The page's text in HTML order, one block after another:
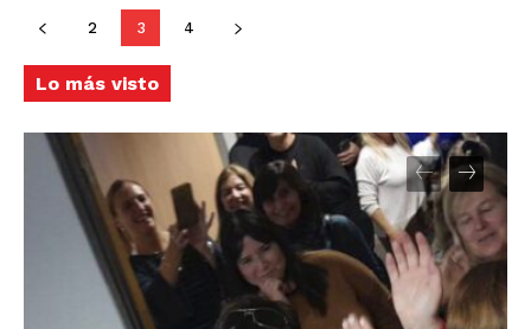
2 3 4
Lo más visto